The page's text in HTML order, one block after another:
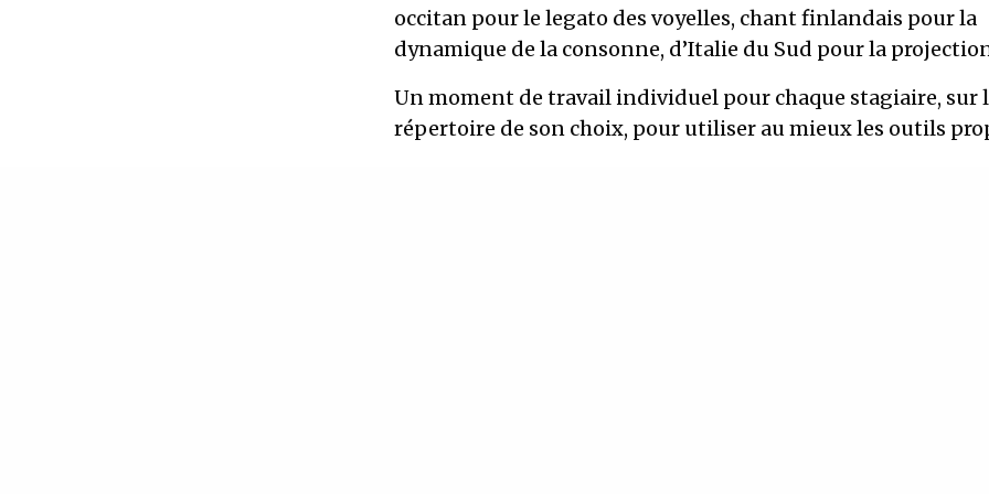
occitan pour le legato des voyelles, chant finlandais pour la
dynamique de la consonne, d’Italie du Sud pour la
Un moment de travail individuel pour chaque stagiaire, sur
répertoire de son choix, pour utiliser au mieux les outils